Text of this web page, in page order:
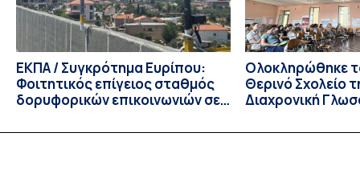
ΕΚΠΑ / Συγκρότημα Ευρίπου:
Φοιτητικός επίγειος σταθμός
δορυφορικών επικοινωνιών σε
Ολοκληρώθηκε
Θερινό Σχολείο
Διαχρονική
Linguistics in